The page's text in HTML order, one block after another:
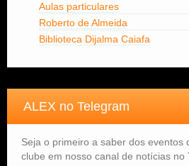
Aulas particulares
Roberto de Almeida
Biblioteca Dijalma Caiafa
ALEX no Telegram
Seja o primeiro a saber dos eventos
clube em nosso canal de notícias no